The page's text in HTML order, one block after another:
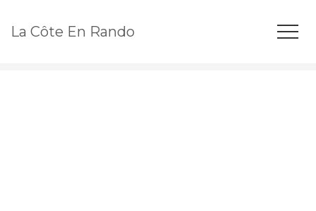
La Côte En Rando